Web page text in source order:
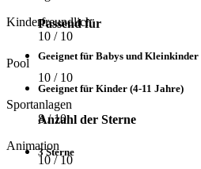
Passend für
Geeignet für Babys und Kleinkinder
Geeignet für Kinder (4-11 Jahre)
Anzahl der Sterne
3 Sterne
Kinderfreundlich
10 / 10
Pool
10 / 10
Sportanlagen
8/ 10
Animation
10/ 10